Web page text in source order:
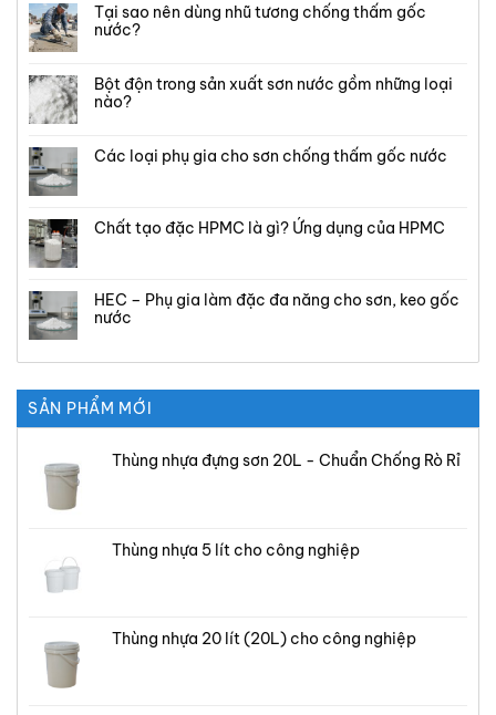
Tại sao nên dùng nhũ tương chống thấm gốc
nước?
Bột độn trong sản xuất sơn nước gồm những loại
nào?
Các loại phụ gia cho sơn chống thấm gốc nước
Chất tạo đặc HPMC là gì? Ứng dụng của HPMC
HEC – Phụ gia làm đặc đa năng cho sơn, keo gốc
nước
SẢN PHẨM MỚI
Thùng nhựa đựng sơn 20L - Chuẩn Chống Rò Rỉ
Thùng nhựa 5 lít cho công nghiệp
Thùng nhựa 20 lít (20L) cho công nghiệp